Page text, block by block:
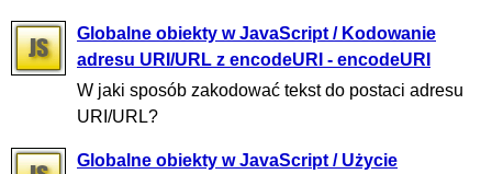
Globalne obiekty w JavaScript / Kodowanie
adresu URI/URL z encodeURI - encodeURI
W jaki sposób zakodować tekst do postaci adresu
URI/URL?
Globalne obiekty w JavaScript / Użycie